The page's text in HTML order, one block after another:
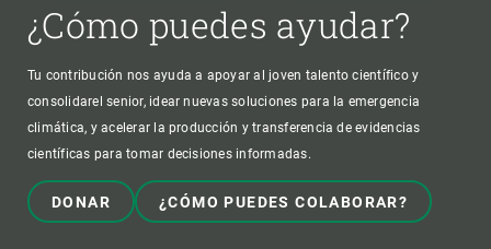
¿Cómo puedes ayudar?
Tu contribución nos ayuda a apoyar al joven talento científico y
consolidarel senior, idear nuevas soluciones para la emergencia
climática, y acelerar la producción y transferencia de evidencias
científicas para tomar decisiones informadas.
DONAR ¿CÓMO PUEDES COLABORAR?